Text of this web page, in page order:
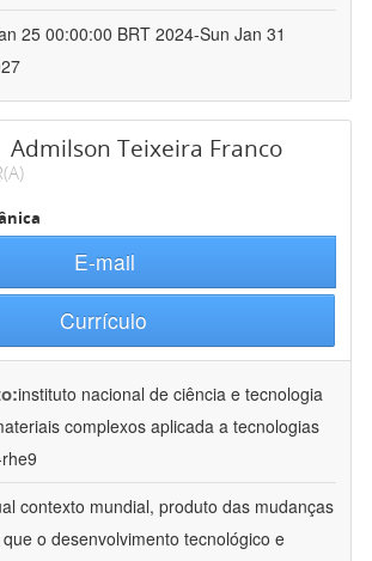
25 00:00:00 BRT 2024-Sun Jan 31
Admilson Teixeira Franco
E-mail
Currículo
instituto nacional de ciência e tecnologia
complexos aplicada a tecnologias
contexto mundial, produto das mudanças
o desenvolvimento tecnológico e